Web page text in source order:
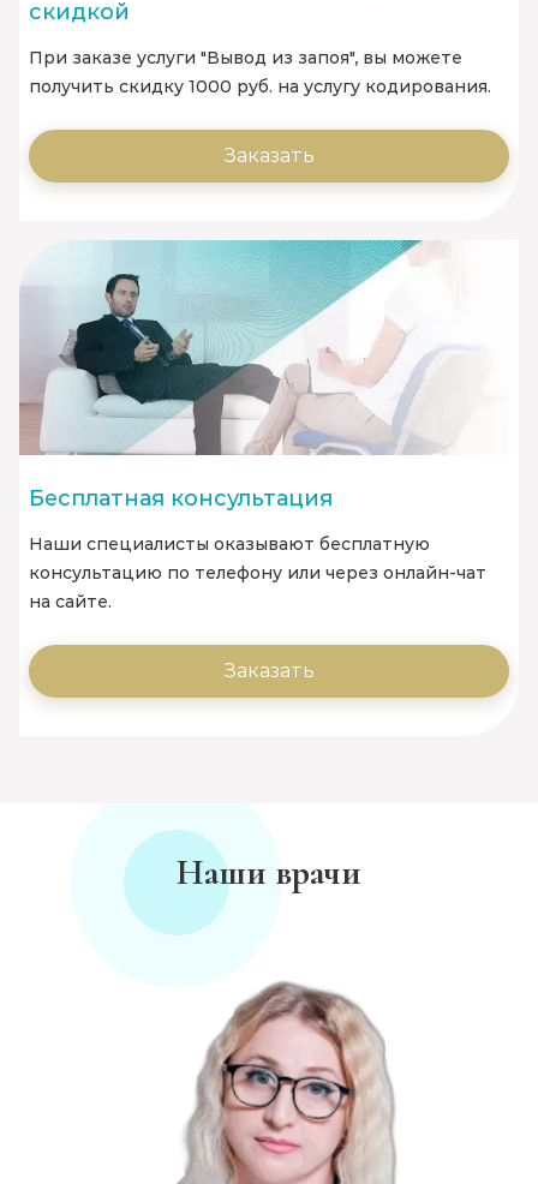
скидкой
При заказе услуги "Вывод из запоя", вы можете
получить скидку 1000 руб. на услугу кодирования.
Заказать
Бесплатная консультация
Наши специалисты оказывают бесплатную
консультацию по телефону или через онлайн-чат
на сайте.
Заказать
Наши врачи